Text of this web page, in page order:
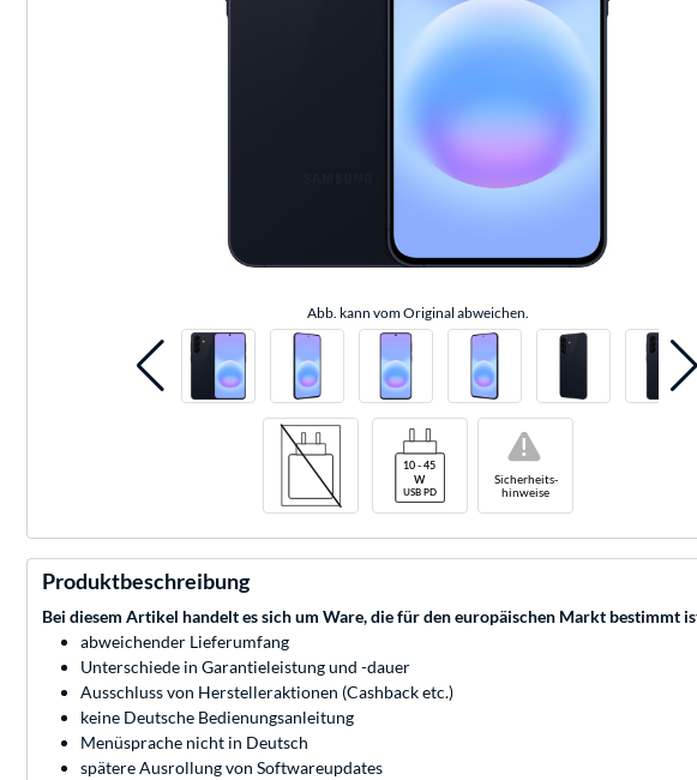
Abb. kann vom Original abweichen.
Sicherheits-
hinweise
!
Produktbeschreibung
Bei diesem Artikel handelt es sich um Ware, die für den europäischen Markt bestimmt
abweichender Lieferumfang
Unterschiede in Garantieleistung und -dauer
Ausschluss von Herstelleraktionen (Cashback etc.)
keine Deutsche Bedienungsanleitung
Menüsprache nicht in Deutsch
spätere Ausrollung von Softwareupdates